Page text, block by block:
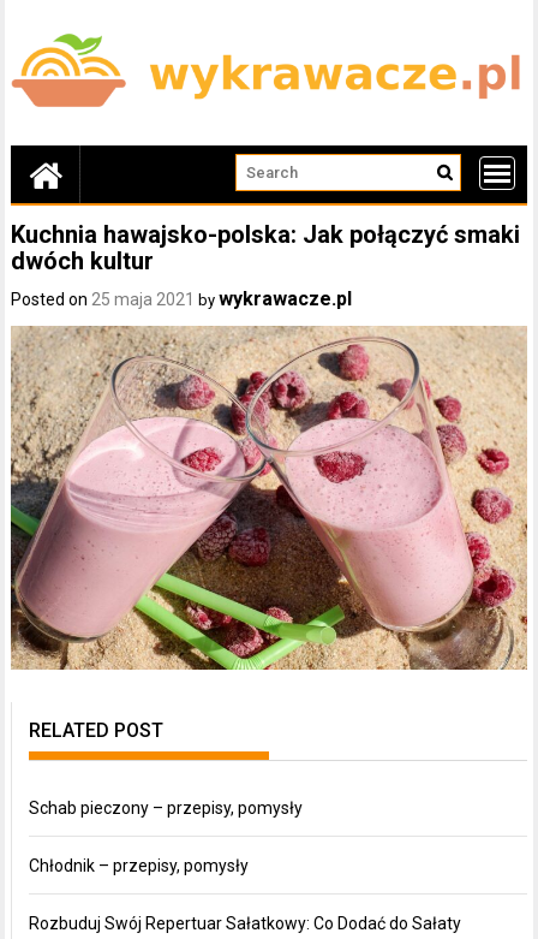
content
Kuchnia hawajsko-polska: Jak połączyć smaki
dwóch kultur
Posted on 25 maja 2021 bywykrawacze.pl
RELATED POST
Schab pieczony – przepisy, pomysły
Chłodnik – przepisy, pomysły
Rozbuduj Swój Repertuar Sałatkowy: Co Dodać do Sałaty